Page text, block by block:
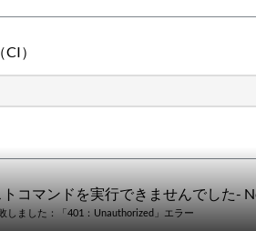
）
コマンドを実行できませんでした-
しました：「401：Unauthorized」エラー